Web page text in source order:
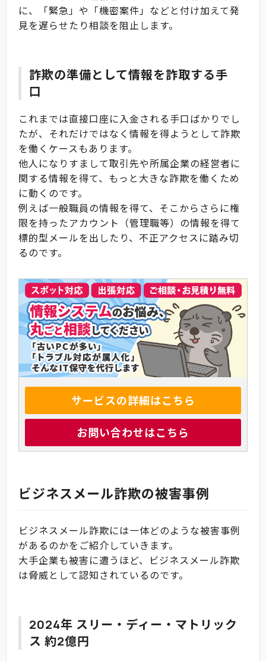
に、「緊急」や「機密案件」などと付け加えて発
見を遅らせたり相談を阻止します。
詐欺の準備として情報を詐取する手
口
これまでは直接口座に入金される手口ばかりでし
たが、それだけではなく情報を得ようとして詐欺
を働くケースもあります。
他人になりすまして取引先や所属企業の経営者に
関する情報を得て、もっと大きな詐欺を働くため
に動くのです。
例えば一般職員の情報を得て、そこからさらに権
限を持ったアカウント（管理職等）の情報を得て
標的型メールを出したり、不正アクセスに踏み切
るのです。
サービスの詳細はこちら
お問い合わせはこちら
ビジネスメール詐欺の被害事例
ビジネスメール詐欺には一体どのような被害事例
があるのかをご紹介していきます。
大手企業も被害に遭うほど、ビジネスメール詐欺
は脅威として認知されているのです。
2024年 スリー・ディー・マトリック
ス 約2億円